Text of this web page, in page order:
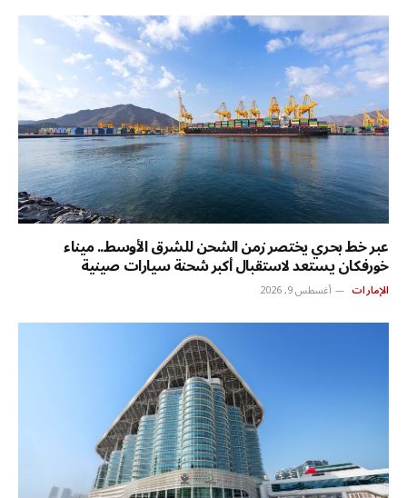
عبر خط بحري يختصر زمن الشحن للشرق الأوسط.. ميناء
خورفكان يستعد لاستقبال أكبر شحنة سيارات صينية
الإمارات أغسطس 9, 2026